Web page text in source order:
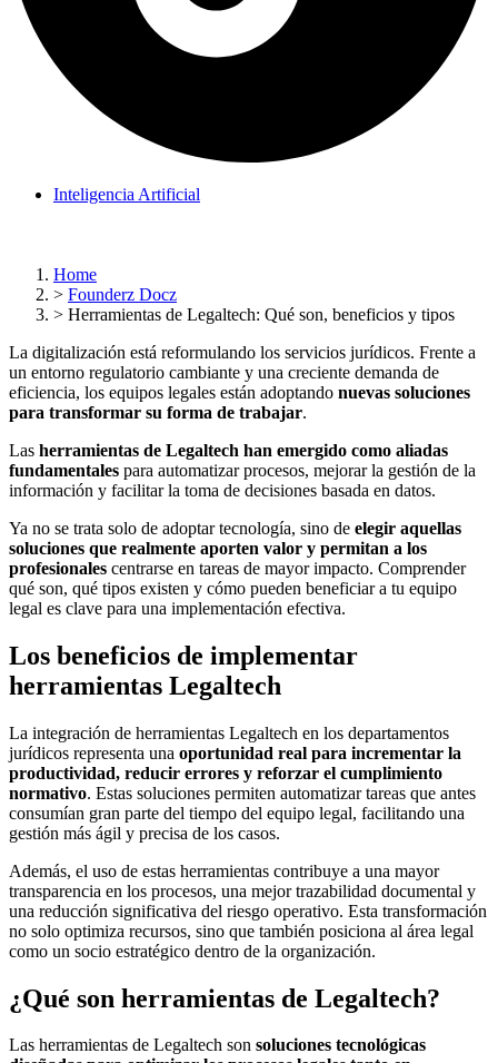
Inteligencia Artificial
Home
> Founderz Docz
> Herramientas de Legaltech: Qué son, beneficios y tipos
La digitalización está reformulando los servicios jurídicos. Frente a
un entorno regulatorio cambiante y una creciente demanda de
eficiencia, los equipos legales están adoptando nuevas soluciones
para transformar su forma de trabajar.
Las herramientas de Legaltech han emergido como aliadas
fundamentales para automatizar procesos, mejorar la gestión de la
información y facilitar la toma de decisiones basada en datos.
Ya no se trata solo de adoptar tecnología, sino de elegir aquellas
soluciones que realmente aporten valor y permitan a los
profesionales centrarse en tareas de mayor impacto. Comprender
qué son, qué tipos existen y cómo pueden beneficiar a tu equipo
legal es clave para una implementación efectiva.
Los beneficios de implementar
herramientas Legaltech
La integración de herramientas Legaltech en los departamentos
jurídicos representa una oportunidad real para incrementar la
productividad, reducir errores y reforzar el cumplimiento
normativo. Estas soluciones permiten automatizar tareas que antes
consumían gran parte del tiempo del equipo legal, facilitando una
gestión más ágil y precisa de los casos.
Además, el uso de estas herramientas contribuye a una mayor
transparencia en los procesos, una mejor trazabilidad documental y
una reducción significativa del riesgo operativo. Esta transformación
no solo optimiza recursos, sino que también posiciona al área legal
como un socio estratégico dentro de la organización.
¿Qué son herramientas de Legaltech?
Las herramientas de Legaltech son soluciones tecnológicas